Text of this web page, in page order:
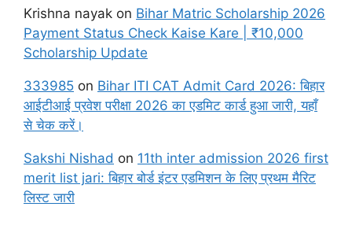
Krishna nayak on Bihar Matric Scholarship 2026
Payment Status Check Kaise Kare | ₹10,000
Scholarship Update
333985 on Bihar ITI CAT Admit Card 2026: बिहार
आईटीआई प्रवेश परीक्षा 2026 का एडमिट कार्ड हुआ जारी, यहाँ
से चेक करें।
Sakshi Nishad on 11th inter admission 2026 first
merit list jari: बिहार बोर्ड इंटर एडमिशन के लिए प्रथम मैरिट
लिस्ट जारी